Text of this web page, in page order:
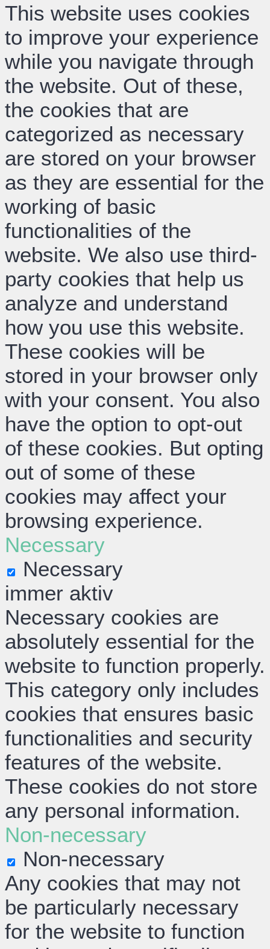
This website uses cookies
to improve your experience
while you navigate through
the website. Out of these,
the cookies that are
categorized as necessary
are stored on your browser
as they are essential for the
working of basic
functionalities of the
website. We also use third-
party cookies that help us
analyze and understand
how you use this website.
These cookies will be
stored in your browser only
with your consent. You also
have the option to opt-out
of these cookies. But opting
out of some of these
cookies may affect your
browsing experience.
Necessary
Necessary
immer aktiv
Necessary cookies are
absolutely essential for the
website to function properly.
This category only includes
cookies that ensures basic
functionalities and security
features of the website.
These cookies do not store
any personal information.
Non-necessary
Non-necessary
Any cookies that may not
be particularly necessary
for the website to function